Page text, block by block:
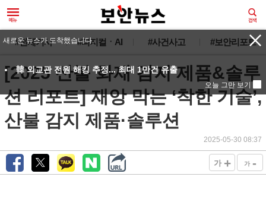
#전체기사 #피지컬ㆍAI #사건사고 #보안리포트
[2025 산불 화재 감지 제품&솔루
션 리포트] 재앙 막는 ‘착한 기술’,
산불 감지 제품·솔루션
2025-05-30 08:37
가 + 가 -
새로운 뉴스가 도착했습니다.
韓 외교관 전원 해킹 추정... 최대 1만건 유출
오늘 그만 보기